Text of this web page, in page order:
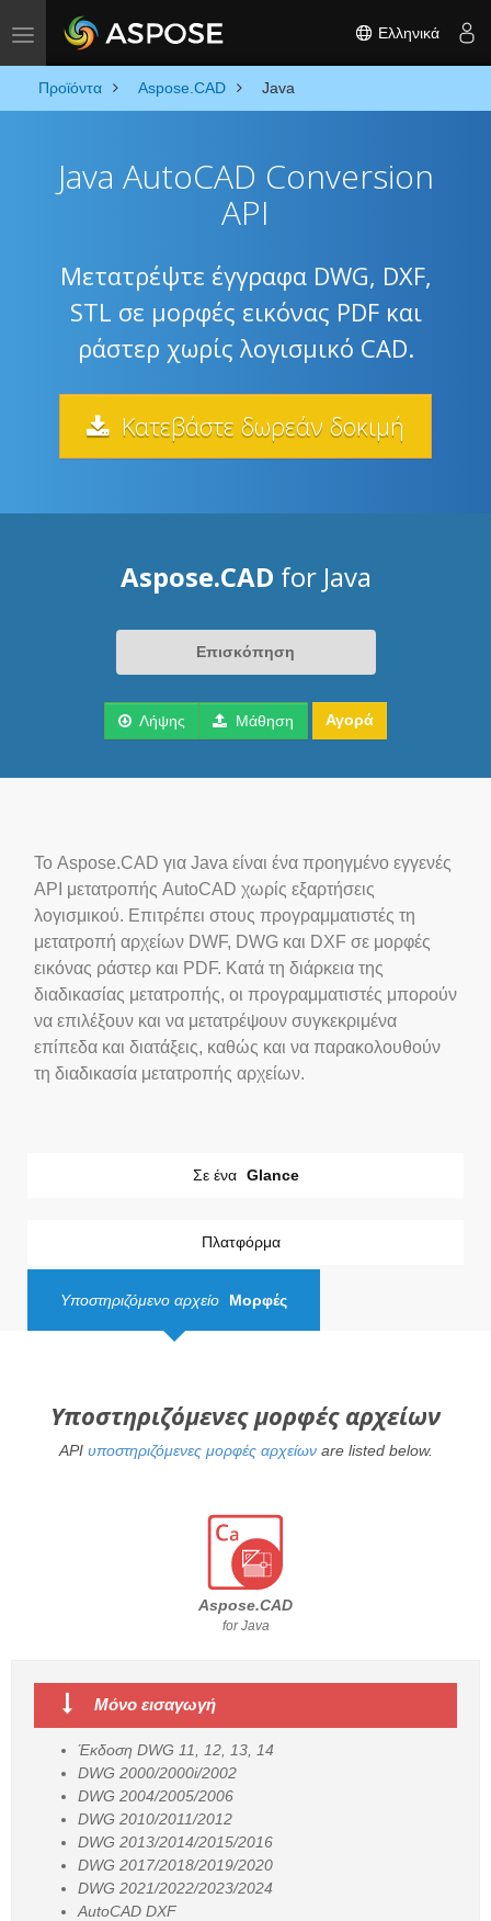
Toggle navigation Ελληνικά
Προϊόντα Aspose.CAD Java
Java AutoCAD Conversion
API
Μετατρέψτε έγγραφα DWG, DXF,
STL σε μορφές εικόνας PDF και
ράστερ χωρίς λογισμικό CAD.
Κατεβάστε δωρεάν δοκιμή
Aspose.CAD for Java
Επισκόπηση
Λήψης Μάθηση Αγορά
Το Aspose.CAD για Java είναι ένα προηγμένο εγγενές
API μετατροπής AutoCAD χωρίς εξαρτήσεις
λογισμικού. Επιτρέπει στους προγραμματιστές τη
μετατροπή αρχείων DWF, DWG και DXF σε μορφές
εικόνας ράστερ και PDF. Κατά τη διάρκεια της
διαδικασίας μετατροπής, οι προγραμματιστές μπορούν
να επιλέξουν και να μετατρέψουν συγκεκριμένα
επίπεδα και διατάξεις, καθώς και να παρακολουθούν
τη διαδικασία μετατροπής αρχείων.
Σε ένα Glance
Πλατφόρμα
Υποστηριζόμενο αρχείο Μορφές
Υποστηριζόμενες μορφές αρχείων
API υποστηριζόμενες μορφές αρχείωνare listed below.
Μόνο εισαγωγή
Έκδοση DWG 11, 12, 13, 14
DWG 2000/2000i/2002
DWG 2004/2005/2006
DWG 2010/2011/2012
DWG 2013/2014/2015/2016
DWG 2017/2018/2019/2020
DWG 2021/2022/2023/2024
AutoCAD DXF
Aspose.CAD
forJava